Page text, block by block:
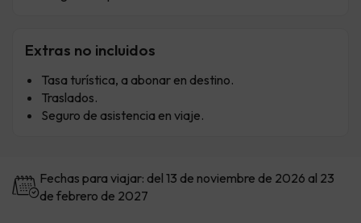
Extras no incluidos
Tasa turística, a abonar en destino.
Traslados.
Seguro de asistencia en viaje.
Fechas para viajar: del 13 de noviembre de 2026 al 23
de febrero de 2027